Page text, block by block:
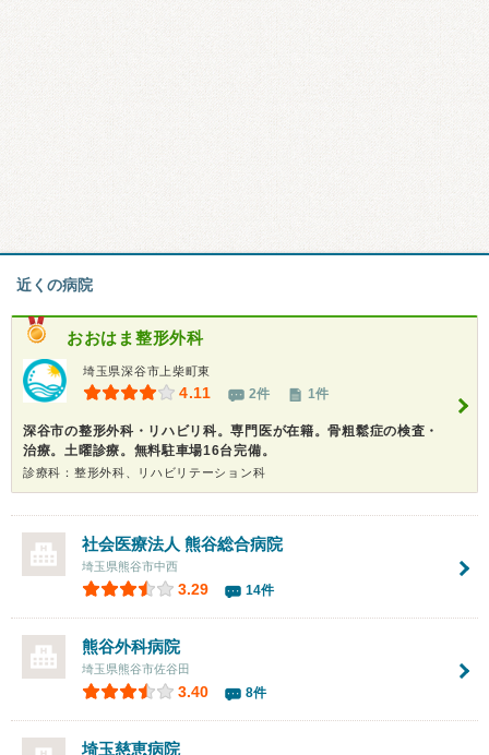
近くの病院
おおはま整形外科
埼玉県深谷市上柴町東
4.11 2件 1件
深谷市の整形外科・リハビリ科。専門医が在籍。骨粗鬆症の検査・
治療。土曜診療。無料駐車場16台完備。
診療科：整形外科、リハビリテーション科
社会医療法人 熊谷総合病院
埼玉県熊谷市中西
3.29 14件
熊谷外科病院
埼玉県熊谷市佐谷田
3.40 8件
埼玉慈恵病院